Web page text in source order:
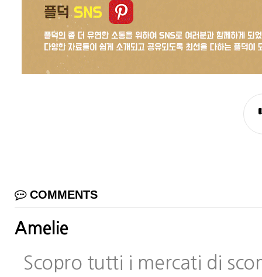
COMMENTS
Amelie
Scopro tutti i mercati di